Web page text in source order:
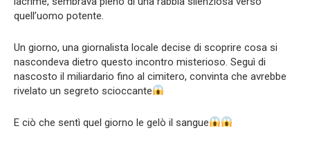
quell’uomo potente.
Un giorno, una giornalista locale decise di scoprire cosa si
nascondeva dietro questo incontro misterioso. Seguì di
nascosto il miliardario fino al cimitero, convinta che avrebbe
rivelato un segreto scioccante
E ciò che sentì quel giorno le gelò il sangue